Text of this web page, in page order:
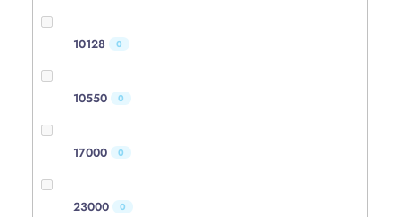
10128 0
10550 0
17000 0
23000 0